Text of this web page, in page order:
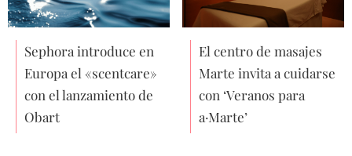
Sephora introduce en
Europa el «scentcare»
con el lanzamiento de
Obart
El centro de masajes
Marte invita a cuidarse
con ‘Veranos para
a·Marte’